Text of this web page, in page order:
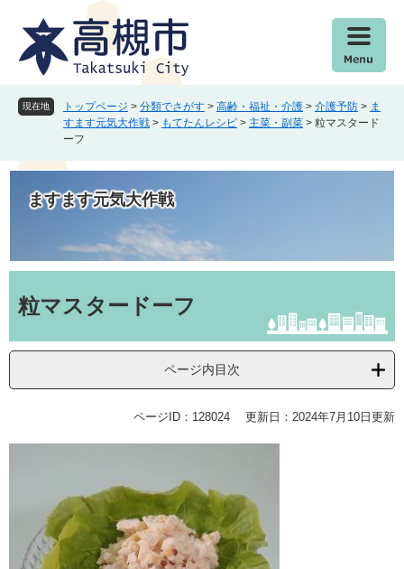
現在地 トップページ > 分類でさがす > 高齢・福祉・介護 > 介護予防 > ま
すます元気大作戦 > もてたんレシピ > 主菜・副菜 > 粒マスタード
ーフ
ますます元気大作戦
文粒マスタードーフ
ページ内目次
ページID：128024 更新日：2024年7月10日更新